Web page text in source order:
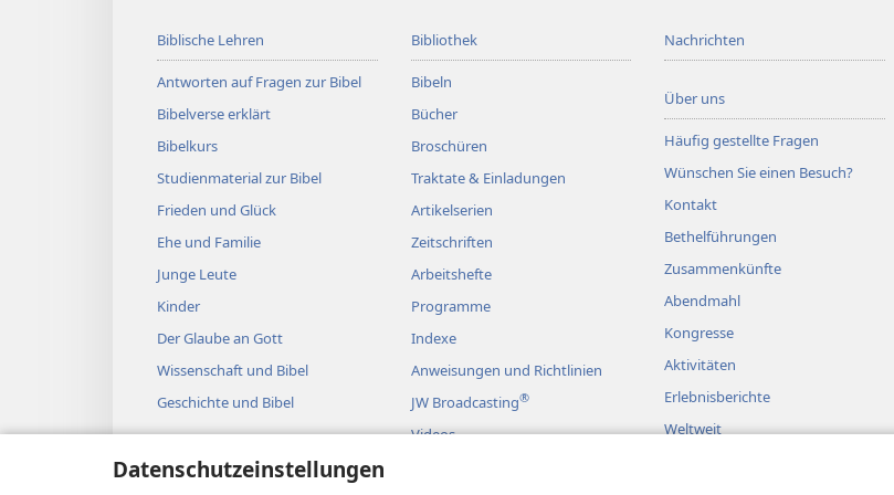
Datenschutzeinstellungen
Biblische Lehren
Antworten auf Fragen zur Bibel
Bibelverse erklärt
Bibelkurs
Studienmaterial zur Bibel
Frieden und Glück
Ehe und Familie
Junge Leute
Kinder
Der Glaube an Gott
Wissenschaft und Bibel
Geschichte und Bibel
Bibliothek
Bibeln
Bücher
Broschüren
Traktate & Einladungen
Artikelserien
Zeitschriften
Arbeitshefte
Programme
Indexe
Anweisungen und Richtlinien
JW Broadcasting®
Videos
Nachrichten
Über uns
Häufig gestellte Fragen
Wünschen Sie einen Besuch?
Kontakt
Bethelführungen
Zusammenkünfte
Abendmahl
Kongresse
Aktivitäten
Erlebnisberichte
Weltweit